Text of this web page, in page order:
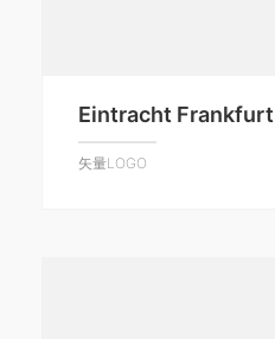
Eintracht Frankfurt
矢量LOGO